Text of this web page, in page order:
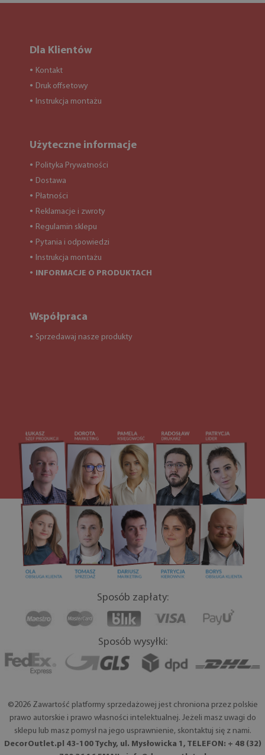
Dla Klientów
● Kontakt
● Druk offsetowy
● Instrukcja montażu
Użyteczne informacje
● Polityka Prywatności
● Dostawa
● Płatności
● Reklamacje i zwroty
● Regulamin sklepu
● Pytania i odpowiedzi
● Instrukcja montażu
● INFORMACJE O PRODUKTACH
Współpraca
● Sprzedawaj nasze produkty
Sposób zapłaty:
Sposób wysyłki:
©2026 Zawartość platformy sprzedażowej jest chroniona przez polskie
prawo autorskie i prawo własności intelektualnej. Jeżeli masz uwagi do
sklepu lub masz pomysł na jego usprawnienie, skontaktuj się z nami.
DecorOutlet.pl 43-100 Tychy, ul. Mysłowicka 1, TELEFON: + 48 (32)